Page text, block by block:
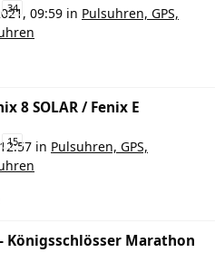
34 09:59 in Pulsuhren, GPS,
8 SOLAR / Fenix E
15 in Pulsuhren, GPS,
Marathon